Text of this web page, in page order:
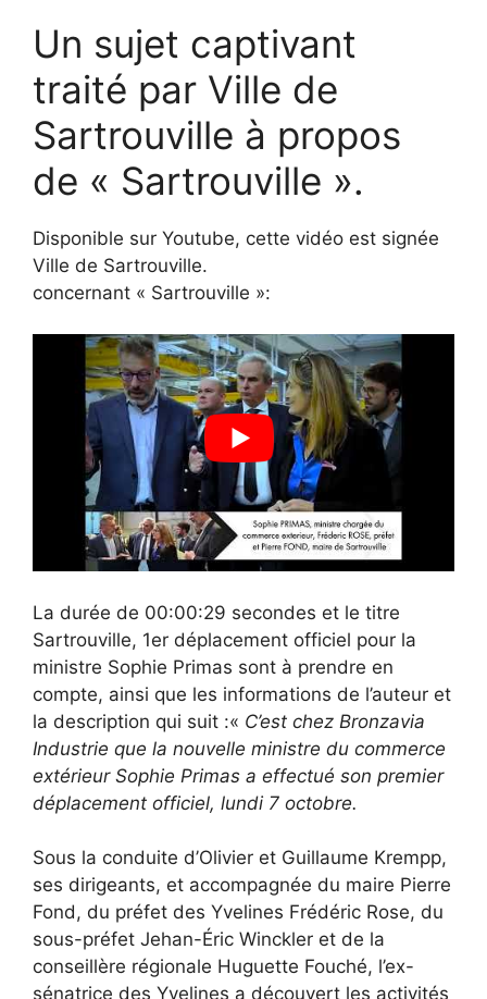
Un sujet captivant
traité par Ville de
Sartrouville à propos
de « Sartrouville ».
Disponible sur Youtube, cette vidéo est signée
Ville de Sartrouville.
concernant « Sartrouville »:
La durée de 00:00:29 secondes et le titre
Sartrouville, 1er déplacement officiel pour la
ministre Sophie Primas sont à prendre en
compte, ainsi que les informations de l’auteur et
la description qui suit :« C’est chez Bronzavia
Industrie que la nouvelle ministre du commerce
extérieur Sophie Primas a effectué son premier
déplacement officiel, lundi 7 octobre.
Sous la conduite d’Olivier et Guillaume Krempp,
ses dirigeants, et accompagnée du maire Pierre
Fond, du préfet des Yvelines Frédéric Rose, du
sous-préfet Jehan-Éric Winckler et de la
conseillère régionale Huguette Fouché, l’ex-
sénatrice des Yvelines a découvert les activités